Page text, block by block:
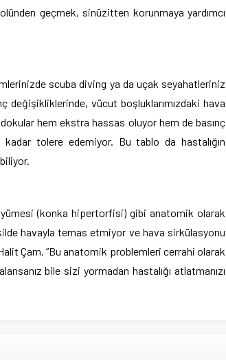
geçmek, sinüzitten korunmaya yardımcı
scuba diving ya da uçak seyahatleriniz
değişikliklerinde, vücut boşluklarımızdaki hava
hem ekstra hassas oluyor hem de basınç
tolere edemiyor. Bu tablo da hastalığın
(konka hipertorfisi) gibi anatomik olarak
havayla temas etmiyor ve hava sirkülasyonu
Çam, “Bu anatomik problemleri cerrahi olarak
bile sizi yormadan hastalığı atlatmanızı